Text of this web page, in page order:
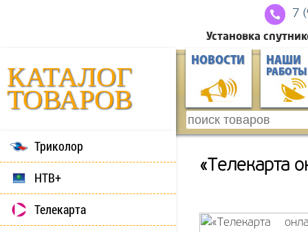
7
Установка
КАТАЛОГ
ТОВАРОВ
НОВОСТИ НАШИ
РАБОТЫ
Триколор
НТВ+
Телекарта
«Телекарта